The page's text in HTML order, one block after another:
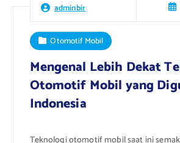
adminbir
Otomotif Mobil
Mengenal Lebih Dekat
Otomotif Mobil yang
Indonesia